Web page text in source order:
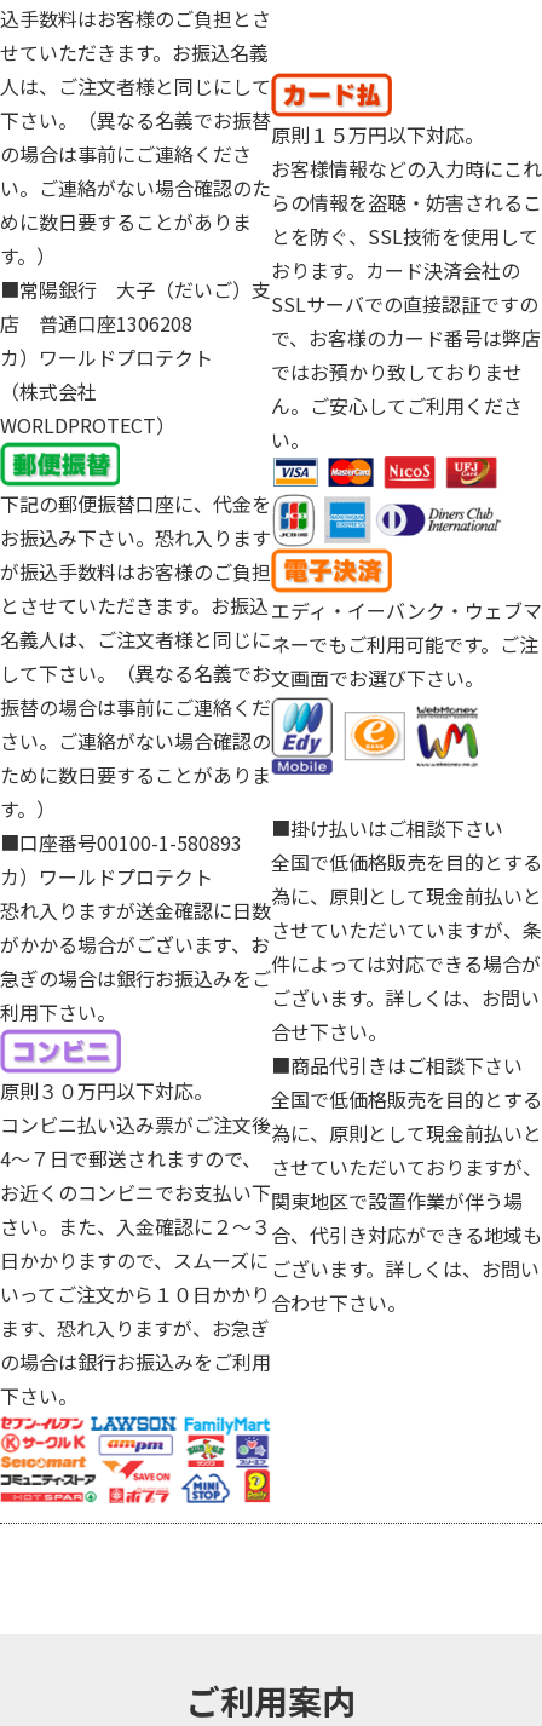
込手数料はお客様のご負担とさ
せていただきます。お振込名義
人は、ご注文者様と同じにして
下さい。（異なる名義でお振替
の場合は事前にご連絡くださ
い。ご連絡がない場合確認のた
めに数日要することがありま
す。）
■常陽銀行 大子（だいご）支
店 普通口座1306208
カ）ワールドプロテクト
（株式会社
WORLDPROTECT）
下記の郵便振替口座に、代金を
お振込み下さい。恐れ入ります
が振込手数料はお客様のご負担
とさせていただきます。お振込
名義人は、ご注文者様と同じに
して下さい。（異なる名義でお
振替の場合は事前にご連絡くだ
さい。ご連絡がない場合確認の
ために数日要することがありま
す。）
■口座番号00100-1-580893
カ）ワールドプロテクト
恐れ入りますが送金確認に日数
がかかる場合がございます、お
急ぎの場合は銀行お振込みをご
利用下さい。
原則３０万円以下対応。
コンビニ払い込み票がご注文後
4～７日で郵送されますので、
お近くのコンビニでお支払い下
さい。また、入金確認に２～３
日かかりますので、スムーズに
いってご注文から１０日かかり
ます、恐れ入りますが、お急ぎ
の場合は銀行お振込みをご利用
下さい。
原則１５万円以下対応。
お客様情報などの入力時にこれ
らの情報を盗聴・妨害されるこ
とを防ぐ、SSL技術を使用して
おります。カード決済会社の
SSLサーバでの直接認証ですの
で、お客様のカード番号は弊店
ではお預かり致しておりませ
ん。ご安心してご利用くださ
い。
エディ・イーバンク・ウェブマ
ネーでもご利用可能です。ご注
文画面でお選び下さい。
■掛け払いはご相談下さい
全国で低価格販売を目的とする
為に、原則として現金前払いと
させていただいていますが、条
件によっては対応できる場合が
ございます。詳しくは、お問い
合せ下さい。
■商品代引きはご相談下さい
全国で低価格販売を目的とする
為に、原則として現金前払いと
させていただいておりますが、
関東地区で設置作業が伴う場
合、代引き対応ができる地域も
ございます。詳しくは、お問い
合わせ下さい。
ご利用案内